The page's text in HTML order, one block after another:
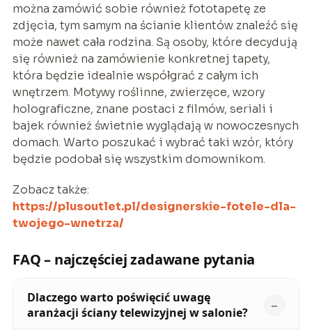
można zamówić sobie również fototapetę ze
zdjęcia, tym samym na ścianie klientów znaleźć się
może nawet cała rodzina. Są osoby, które decydują
się również na zamówienie konkretnej tapety,
która będzie idealnie współgrać z całym ich
wnętrzem. Motywy roślinne, zwierzęce, wzory
holograficzne, znane postaci z filmów, seriali i
bajek również świetnie wyglądają w nowoczesnych
domach. Warto poszukać i wybrać taki wzór, który
będzie podobał się wszystkim domownikom.
Zobacz także:
https://plusoutlet.pl/designerskie-fotele-dla-
twojego-wnetrza/
FAQ – najczęściej zadawane pytania
Dlaczego warto poświęcić uwagę
aranżacji ściany telewizyjnej w salonie?